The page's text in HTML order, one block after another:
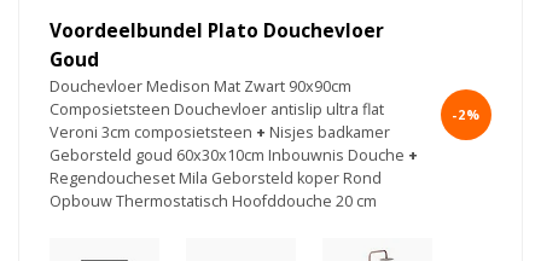
Voordeelbundel Plato Douchevloer
Goud
Douchevloer Medison Mat Zwart 90x90cm
Composietsteen Douchevloer antislip ultra flat
Veroni 3cm composietsteen + Nisjes badkamer
Geborsteld goud 60x30x10cm Inbouwnis Douche +
Regendoucheset Mila Geborsteld koper Rond
Opbouw Thermostatisch Hoofddouche 20 cm
-2%